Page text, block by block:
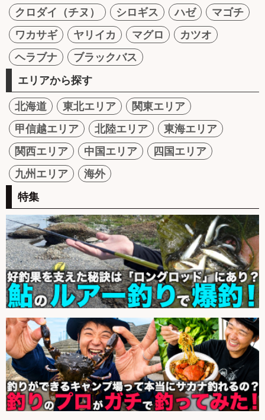
クロダイ（チヌ）
シロギス ハゼ
マゴチ
ワカサギ
ヤリイカ マグロ
カツオ
ヘラブナ
ブラックバス
エリアから探す
北海道 東北エリア
関東エリア
甲信越エリア
北陸エリア
東海エリア
関西エリア
中国エリア
四国エリア
九州エリア
海外
特集